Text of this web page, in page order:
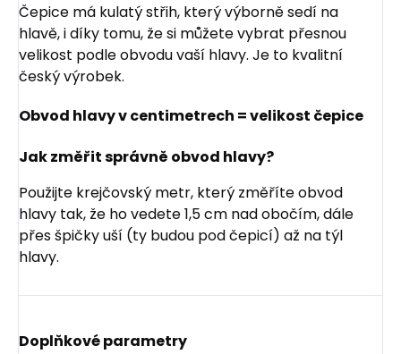
Čepice má kulatý střih, který výborně sedí na
hlavě, i díky tomu, že si můžete vybrat přesnou
velikost podle obvodu vaší hlavy. Je to kvalitní
český výrobek.
Obvod hlavy v centimetrech = velikost čepice
Jak změřit správně obvod hlavy?
Použijte krejčovský metr, který změříte obvod
hlavy tak, že ho vedete 1,5 cm nad obočím, dále
přes špičky uší (ty budou pod čepicí) až na týl
hlavy.
Doplňkové parametry